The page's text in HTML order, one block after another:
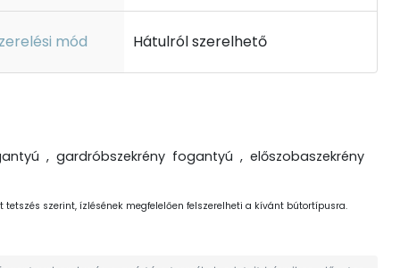
mód Hátulról szerelhető
, gardróbszekrény fogantyú , előszobaszekrény
szerint, ízlésének megfelelően felszerelheti a kívánt bútortípusra.